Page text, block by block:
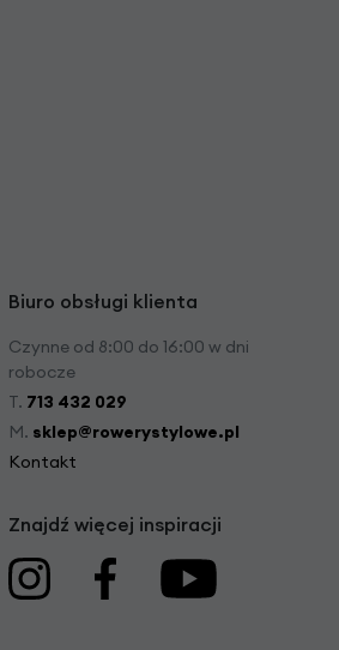
Biuro obsługi klienta
Czynne od 8:00 do 16:00 w dni
robocze
T. 713 432 029
M. sklep@rowerystylowe.pl
Kontakt
Znajdź więcej inspiracji